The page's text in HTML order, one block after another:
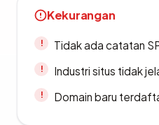
Kekurangan
Tidak ada catatan
Industri situs tidak
Domain baru